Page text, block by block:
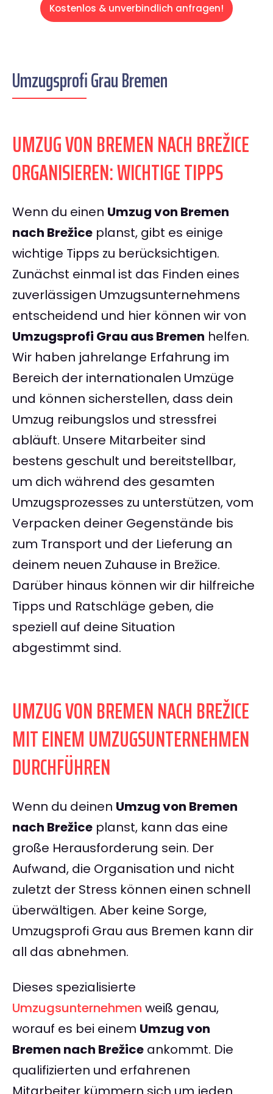
Kostenlos & unverbindlich anfragen!
Umzugsprofi Grau Bremen
UMZUG VON BREMEN NACH BREŽICE
ORGANISIEREN: WICHTIGE TIPPS
Wenn du einen Umzug von Bremen
nach Brežice planst, gibt es einige
wichtige Tipps zu berücksichtigen.
Zunächst einmal ist das Finden eines
zuverlässigen Umzugsunternehmens
entscheidend und hier können wir von
Umzugsprofi Grau aus Bremen helfen.
Wir haben jahrelange Erfahrung im
Bereich der internationalen Umzüge
und können sicherstellen, dass dein
Umzug reibungslos und stressfrei
abläuft. Unsere Mitarbeiter sind
bestens geschult und bereitstellbar,
um dich während des gesamten
Umzugsprozesses zu unterstützen, vom
Verpacken deiner Gegenstände bis
zum Transport und der Lieferung an
deinem neuen Zuhause in Brežice.
Darüber hinaus können wir dir hilfreiche
Tipps und Ratschläge geben, die
speziell auf deine Situation
abgestimmt sind.
UMZUG VON BREMEN NACH BREŽICE
MIT EINEM UMZUGSUNTERNEHMEN
DURCHFÜHREN
Wenn du deinen Umzug von Bremen
nach Brežice planst, kann das eine
große Herausforderung sein. Der
Aufwand, die Organisation und nicht
zuletzt der Stress können einen schnell
überwältigen. Aber keine Sorge,
Umzugsprofi Grau aus Bremen kann dir
all das abnehmen.
Dieses spezialisierte
Umzugsunternehmen weiß genau,
worauf es bei einem Umzug von
Bremen nach Brežice ankommt. Die
qualifizierten und erfahrenen